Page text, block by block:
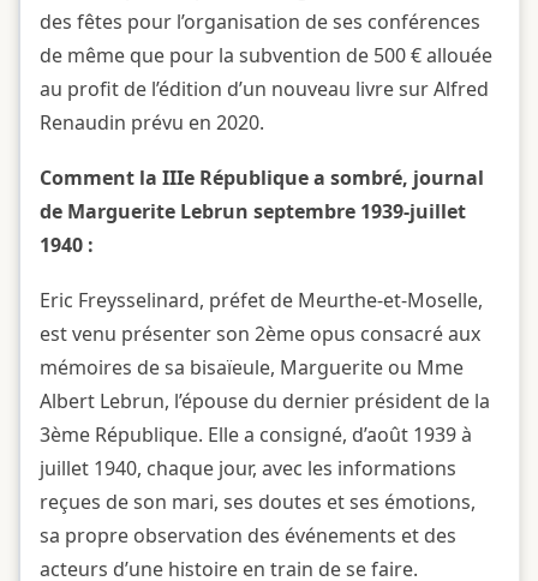
des fêtes pour l’organisation de ses conférences
de même que pour la subvention de 500 € allouée
au profit de l’édition d’un nouveau livre sur Alfred
Renaudin prévu en 2020.
Comment la IIIe République a sombré, journal
de Marguerite Lebrun septembre 1939-juillet
1940 :
Eric Freysselinard, préfet de Meurthe-et-Moselle,
est venu présenter son 2ème opus consacré aux
mémoires de sa bisaïeule, Marguerite ou Mme
Albert Lebrun, l’épouse du dernier président de la
3ème République. Elle a consigné, d’août 1939 à
juillet 1940, chaque jour, avec les informations
reçues de son mari, ses doutes et ses émotions,
sa propre observation des événements et des
acteurs d’une histoire en train de se faire.